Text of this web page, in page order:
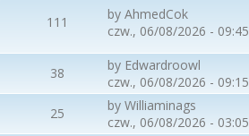
111 by AhmedCok
czw., 06/08/2026 - 09:45
38 by Edwardroowl
czw., 06/08/2026 - 09:15
25 by Williaminags
czw., 06/08/2026 - 03:05